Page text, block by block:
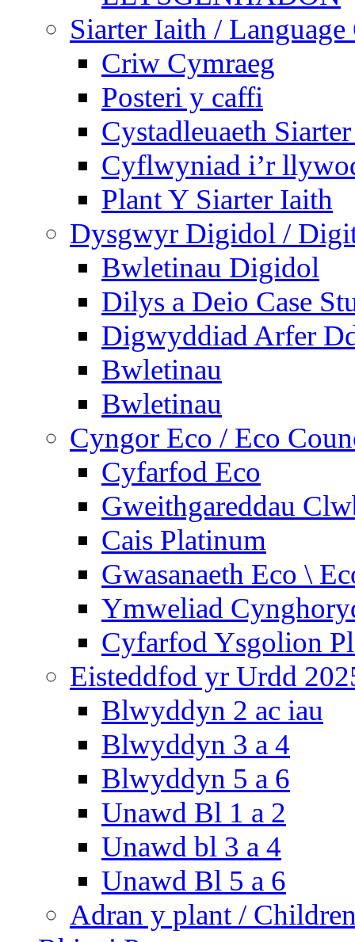
Siarter Iaith / Language
Criw Cymraeg
Posteri y caffi
Cystadleuaeth
Cyflwyniad i’r
Plant Y Siarter Iaith
Dysgwyr Digidol /
Bwletinau Digidol
Dilys a Deio Case
Digwyddiad Arfer
Bwletinau
Bwletinau
Cyngor Eco / Eco
Cyfarfod Eco
Gweithgareddau
Cais Platinum
Gwasanaeth Eco \
Ymweliad
Cyfarfod Ysgolion
Eisteddfod yr Urdd
Blwyddyn 2 ac iau
Blwyddyn 3 a 4
Blwyddyn 5 a 6
Unawd Bl 1 a 2
Unawd bl 3 a 4
Unawd Bl 5 a 6
Adran y plant /